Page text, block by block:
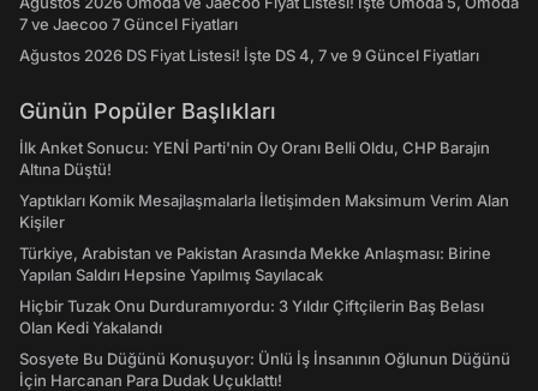
7 ve Jaecoo 7 Güncel Fiyatları
Ağustos 2026 DS Fiyat Listesi! İşte DS 4, 7 ve 9 Güncel Fiyatları
Günün Popüler Başlıkları
İlk Anket Sonucu: YENİ Parti'nin Oy Oranı Belli Oldu, CHP Barajın
Altına Düştü!
Yaptıkları Komik Mesajlaşmalarla İletişimden Maksimum Verim Alan
Kişiler
Türkiye, Arabistan ve Pakistan Arasında Mekke Anlaşması: Birine
Yapılan Saldırı Hepsine Yapılmış Sayılacak
Hiçbir Tuzak Onu Durduramıyordu: 3 Yıldır Çiftçilerin Baş Belası
Olan Kedi Yakalandı
Sosyete Bu Düğünü Konuşuyor: Ünlü İş İnsanının Oğlunun Düğünü
İçin Harcanan Para Dudak Uçuklattı!